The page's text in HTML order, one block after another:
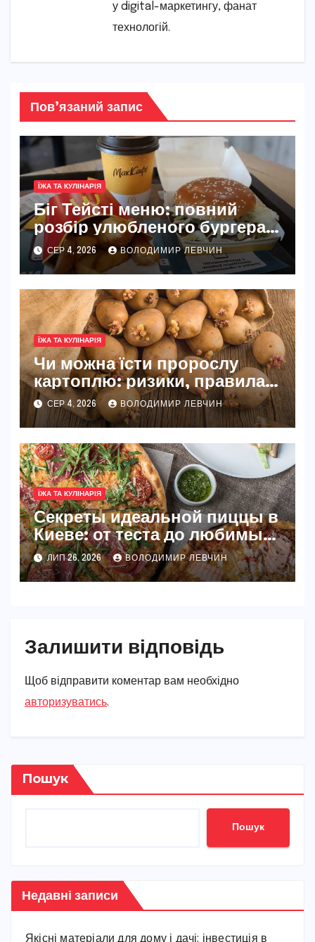
у digital-маркетингу, фанат
технологій.
Пов’язаний запис
ЇЖА ТА КУЛІНАРІЯ
Біг Тейсті меню: повний
розбір улюбленого бургера
McDonald’s
СЕР 4, 2026 ВОЛОДИМИР ЛЕВЧИН
ЇЖА ТА КУЛІНАРІЯ
Чи можна їсти пророслу
картоплю: ризики, правила
та безпечні способи
СЕР 4, 2026 ВОЛОДИМИР ЛЕВЧИН
ЇЖА ТА КУЛІНАРІЯ
Секреты идеальной пиццы в
Киеве: от теста до любимых
начинок
ЛИП 26, 2026 ВОЛОДИМИР ЛЕВЧИН
Залишити відповідь
Щоб відправити коментар вам необхідно
авторизуватись.
Пошук
Пошук
Недавні записи
Якісні матеріали для дому і дачі: інвестиція в